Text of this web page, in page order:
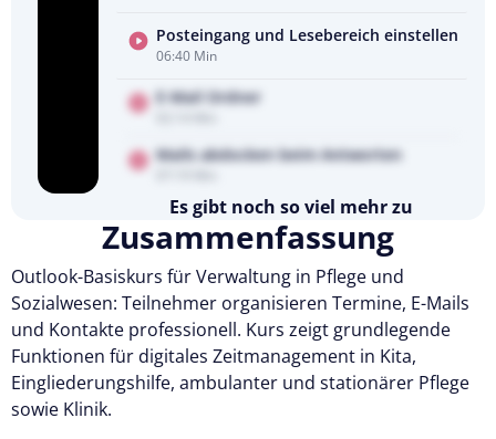
Posteingang und Lesebereich einstellen
06:40 Min
E-Mail Ordner
Mails abdocken beim Antworten
Es gibt noch so viel mehr zu
entdecken
Testen Sie Pflegecampus 14 Tage kostenlos.
Kostenlos testen
Zusammenfassung
Outlook-Basiskurs für Verwaltung in Pflege und
Sozialwesen: Teilnehmer organisieren Termine, E-Mails
und Kontakte professionell. Kurs zeigt grundlegende
Funktionen für digitales Zeitmanagement in Kita,
Eingliederungshilfe, ambulanter und stationärer Pflege
sowie Klinik.